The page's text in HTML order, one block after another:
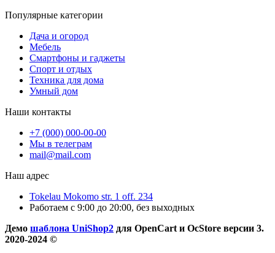
Популярные категории
Дача и огород
Мебель
Смартфоны и гаджеты
Спорт и отдых
Техника для дома
Умный дом
Наши контакты
+7 (000) 000-00-00
Мы в телеграм
mail@mail.com
Наш адрес
Tokelau Mokomo str. 1 off. 234
Работаем с 9:00 до 20:00, без выходных
Демо шаблона UniShop2 для OpenCart и OcStore версии 3.
2020-2024 ©